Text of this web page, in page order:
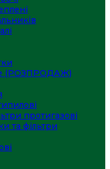
(РОЗПРОДАЖ)
протигазові
та фільтри